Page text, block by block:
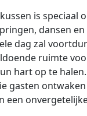
is speciaal
dansen
dag zal
ruimte
hart op te
gasten
een